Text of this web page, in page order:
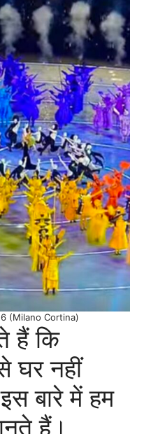
(Milano Cortina)
हैं कि
नहीं
बारे में हम
हैं।